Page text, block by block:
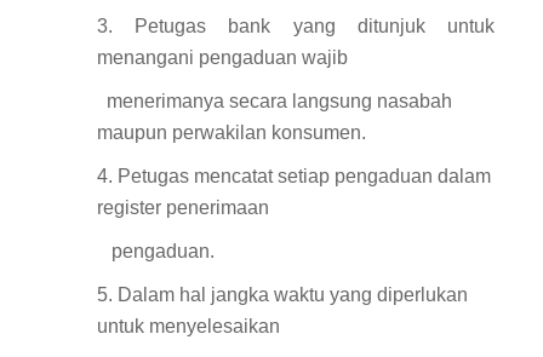
3. Petugas bank yang ditunjuk untuk
menangani pengaduan wajib
menerimanya secara langsung nasabah
maupun perwakilan konsumen.
4. Petugas mencatat setiap pengaduan dalam
register penerimaan
pengaduan.
5. Dalam hal jangka waktu yang diperlukan
untuk menyelesaikan